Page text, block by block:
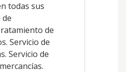
todas sus
de
Servicio de
Servicio de